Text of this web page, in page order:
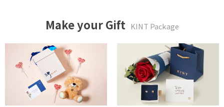
Make your Gift KINT Package